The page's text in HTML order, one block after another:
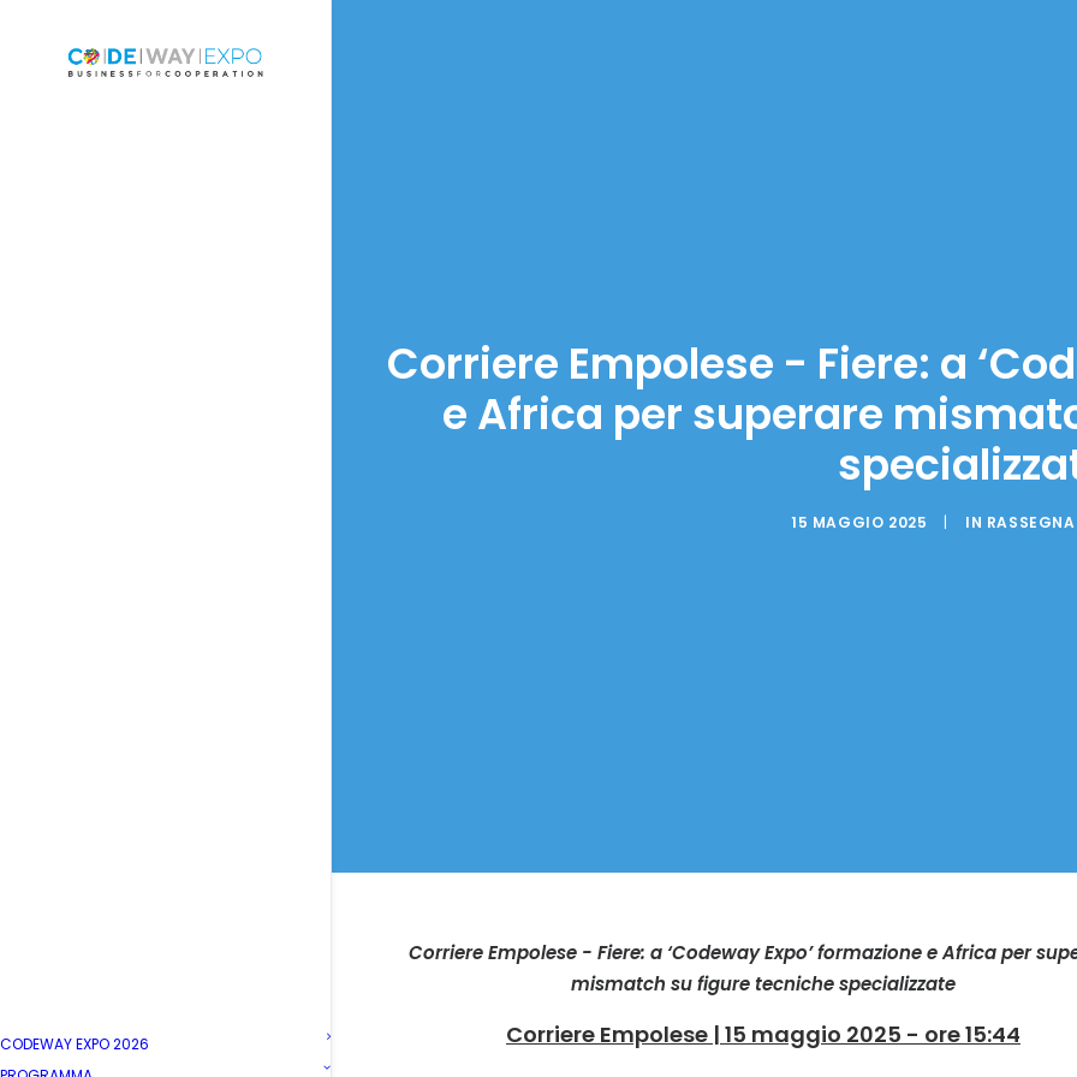
CODEWAY EXPO 2026
Corriere Empolese - Fiere: a
e Africa per superare
15 MAGGIO 2025 | IN
Corriere Empolese - Fiere: a ‘Codeway Expo’ formazione e Africa per
mismatch su figure tecniche specializzate
Corriere Empolese | 15 maggio 2025 - ore 15:44